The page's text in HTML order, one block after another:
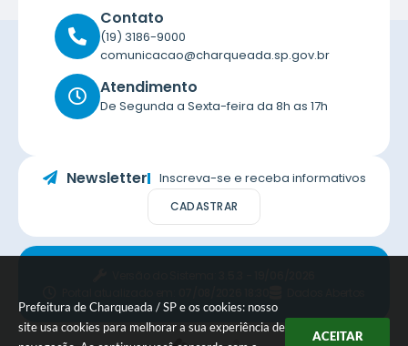
Prefeitura de Charqueada / SP e os cookies: nosso
site usa cookies para melhorar a sua experiência de
ACEITAR
Contato
(19) 3186-9000
comunicacao@charqueada.sp.gov.br
Atendimento
De Segunda a Sexta-feira da 8h as 17h
Newsletter Inscreva-se e receba informativos
CADASTRAR